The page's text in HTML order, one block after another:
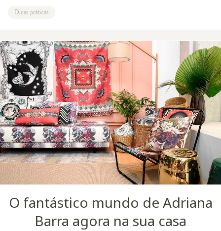
transformar e dar mais aten
Dicas práticas
O fantástico mundo de Adriana
Barra agora na sua casa